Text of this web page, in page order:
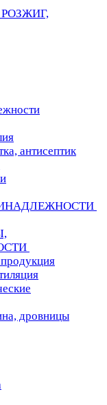
антисептик
дровницы